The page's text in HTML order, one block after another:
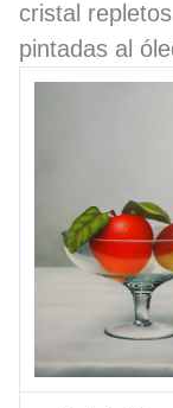
cristal
pintadas al